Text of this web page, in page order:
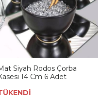
Siyah Rodos Çorba
14 Cm 6 Adet